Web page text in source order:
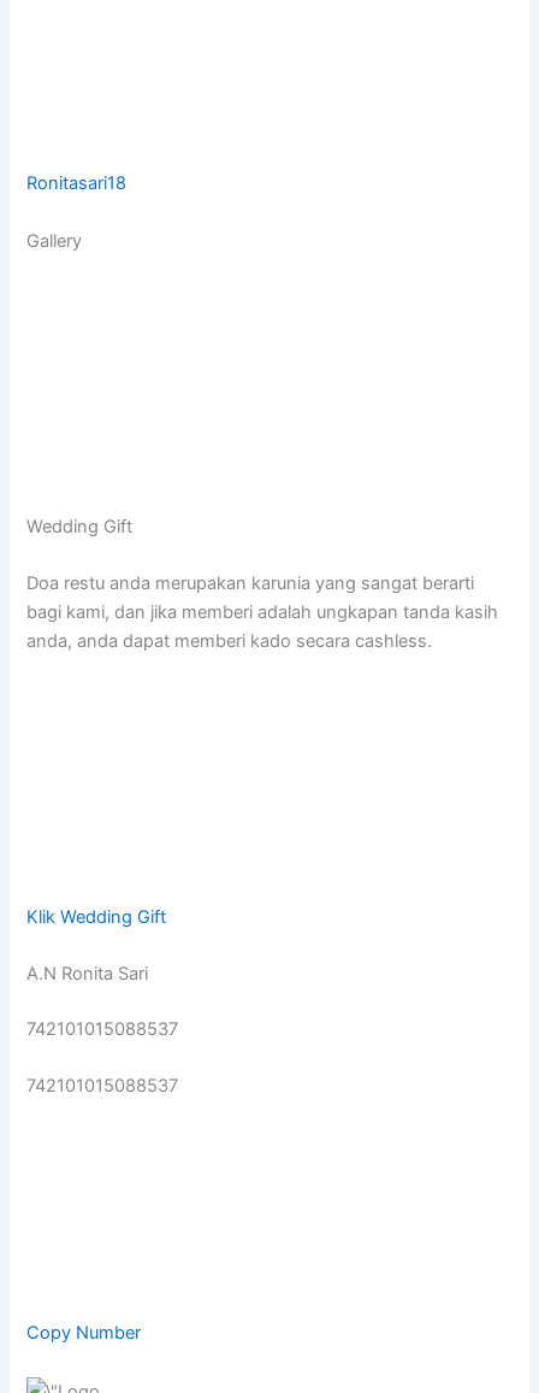
Ronitasari18
Gallery
Wedding Gift
Doa restu anda merupakan karunia yang sangat berarti
bagi kami, dan jika memberi adalah ungkapan tanda kasih
anda, anda dapat memberi kado secara cashless.
Klik Wedding Gift
A.N Ronita Sari
742101015088537
742101015088537
Copy Number